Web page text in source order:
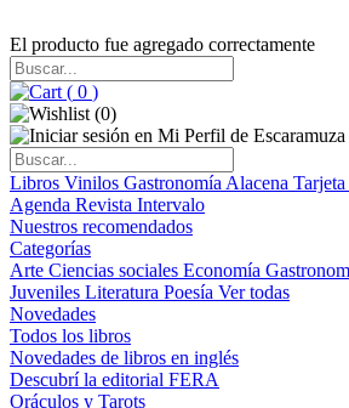
El producto fue agregado correctamente
( 0 )
(0)
Libros Vinilos Gastronomía Alacena
Agenda Revista Intervalo
Nuestros recomendados
Categorías
Arte Ciencias sociales Economía
Juveniles Literatura Poesía Ver todas
Novedades
Todos los libros
Novedades de libros en inglés
Descubrí la editorial FERA
Oráculos y Tarots